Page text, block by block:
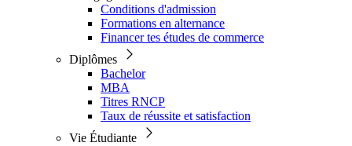
Conditions d'admission
Formations en alternance
Financer tes études de commerce
Diplômes
Bachelor
MBA
Titres RNCP
Taux de réussite et satisfaction
Vie Étudiante